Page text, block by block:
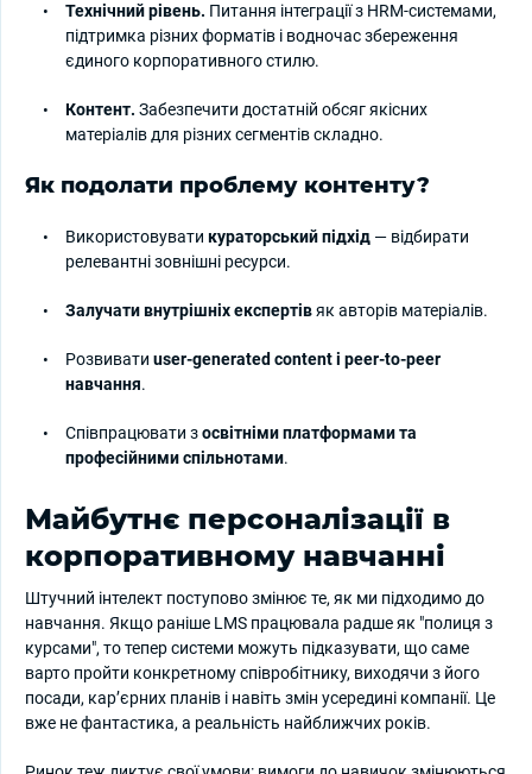
Технічний рівень. Питання інтеграції з HRM-системами,
підтримка різних форматів і водночас збереження
єдиного корпоративного стилю.
Контент. Забезпечити достатній обсяг якісних
матеріалів для різних сегментів складно.
Як подолати проблему контенту?
Використовувати кураторський підхід — відбирати
релевантні зовнішні ресурси.
Залучати внутрішніх експертівяк авторів матеріалів.
Розвивати user-generated content і peer-to-peer
навчання.
Співпрацювати зосвітніми платформами та
професійними спільнотами.
Майбутнє персоналізації в
корпоративному навчанні
Штучний інтелект поступово змінює те, як ми підходимо до
навчання. Якщо раніше LMS працювала радше як "полиця з
курсами", то тепер системи можуть підказувати, що саме
варто пройти конкретному співробітнику, виходячи з його
посади, кар’єрних планів і навіть змін усередині компанії. Це
вже не фантастика, а реальність найближчих років.